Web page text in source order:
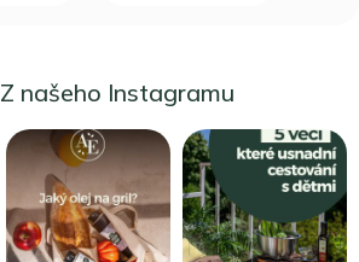
Z našeho Instagramu